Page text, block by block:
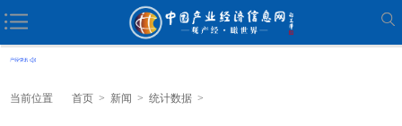
当前位置 首页 > 新闻 > 统计数据 >